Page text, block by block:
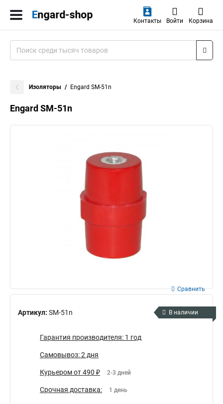
Контакты Войти Корзина
Изоляторы Engard SM-51n
Engard SM-51n
Артикул: SM-51n
Сравнить
В наличии
Гарантия производителя: 1 год
Самовывоз: 2 дня
Курьером от 490 ₽ 2-3 дней
Срочная доставка: 1 день